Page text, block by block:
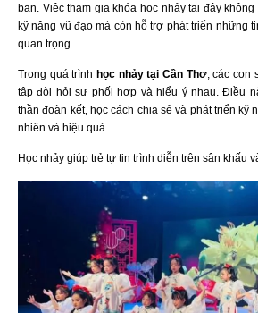
bạn. Việc tham gia khóa học nhảy tại đây
kỹ năng vũ đạo mà còn hỗ trợ phát triển những
quan trọng.
Trong quá trình học nhảy tại Cần Thơ, các con
tập đòi hỏi sự phối hợp và hiểu ý nhau. Điều
thần đoàn kết, học cách chia sẻ và phát triển kỹ
nhiên và hiệu quả.
Học nhảy giúp trẻ tự tin trình diễn trên sân khấu